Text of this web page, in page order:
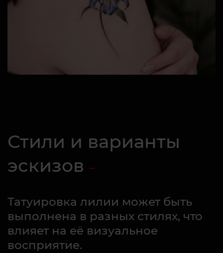
Стили и варианты
эскизов
Татуировка лилии может быть
выполнена в разных стилях, что
влияет на её визуальное
восприятие.